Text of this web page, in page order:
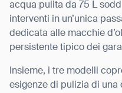
acqua pulita da 75 L
interventi in un’unica
dedicata alle macchie
persistente tipico dei
Insieme, i tre modelli
esigenze di pulizia di